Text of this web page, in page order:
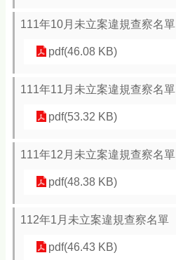
111年10月未立案違規查察名單
pdf(46.08 KB)
111年11月未立案違規查察名單
pdf(53.32 KB)
111年12月未立案違規查察名單
pdf(48.38 KB)
112年1月未立案違規查察名單
pdf(46.43 KB)